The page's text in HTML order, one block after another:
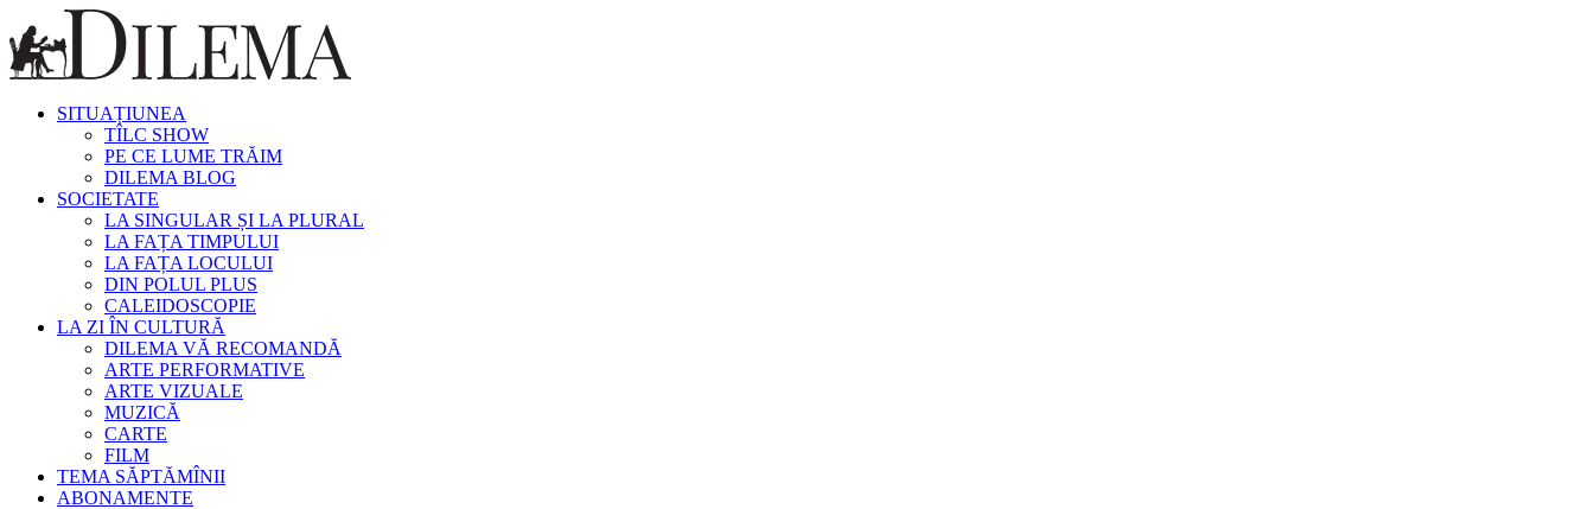
SITUAȚIUNEA
TÎLC SHOW
PE CE LUME TRĂIM
DILEMA BLOG
SOCIETATE
LA SINGULAR ȘI LA PLURAL
LA FAȚA TIMPULUI
LA FAȚA LOCULUI
DIN POLUL PLUS
CALEIDOSCOPIE
LA ZI ÎN CULTURĂ
DILEMA VĂ RECOMANDĂ
ARTE PERFORMATIVE
ARTE VIZUALE
MUZICĂ
CARTE
FILM
TEMA SĂPTĂMÎNII
ABONAMENTE